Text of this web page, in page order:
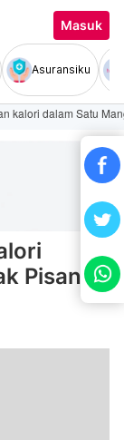
Masuk
Asuransiku
kalori dalam Satu
Pisang